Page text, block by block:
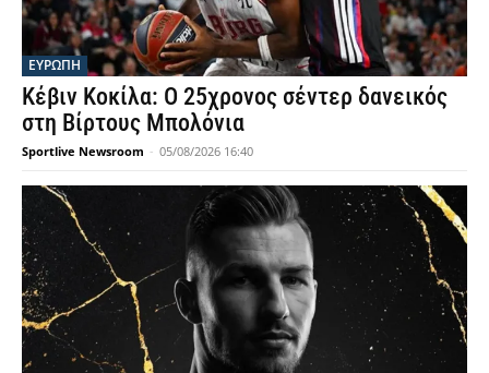
ΕΥΡΩΠΗ
Κέβιν Κοκίλα: Ο 25χρονος σέντερ δανεικός
στη Βίρτους Μπολόνια
Sportlive Newsroom - 05/08/2026 16:40